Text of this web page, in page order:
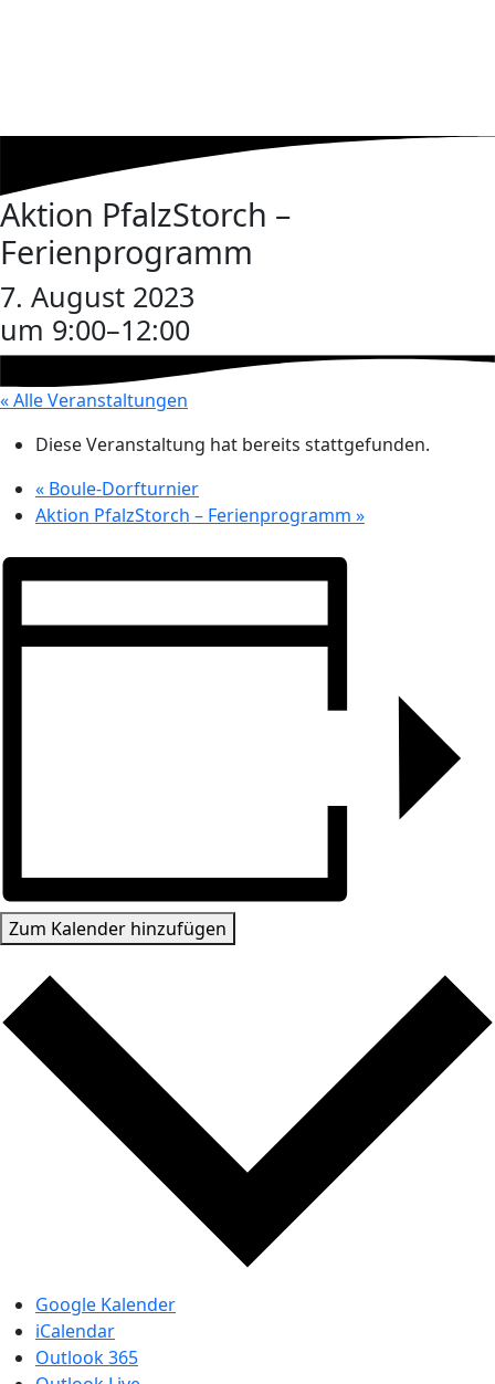
Aktion PfalzStorch –
Ferienprogramm
7. August 2023
um 9:00–12:00
« Alle Veranstaltungen
Diese Veranstaltung hat bereits stattgefunden.
« Boule-Dorfturnier
Aktion PfalzStorch – Ferienprogramm »
Zum Kalender hinzufügen
Google Kalender
iCalendar
Outlook 365